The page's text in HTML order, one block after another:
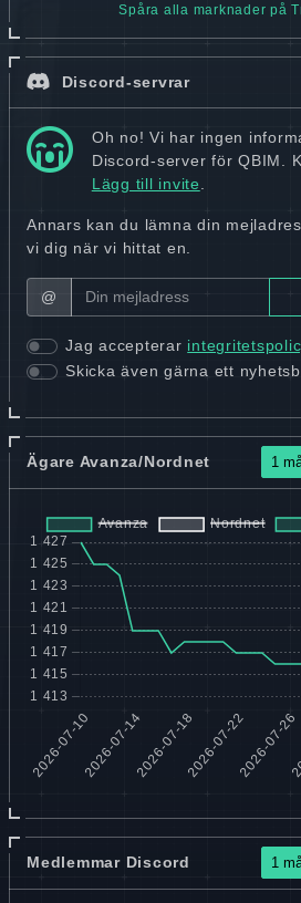
Spåra alla marknader på
Discord-servrar
Oh no! Vi har ingen
Discord-server för QBIM.
Lägg till invite.
Annars kan du lämna din
vi dig när vi hittat en.
@
Jag accepterar
Skicka även gärna ett
Ägare Avanza/Nordnet 1
Medlemmar Discord 1